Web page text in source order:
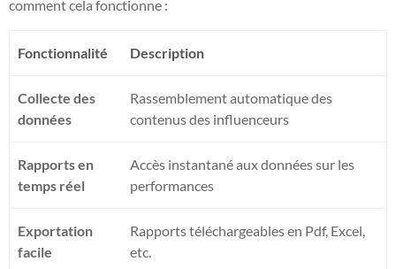
comment cela fonctionne :
Fonctionnalité Description
Collecte des
données
Rassemblement automatique des
contenus des influenceurs
Rapports en
temps réel
Accès instantané aux données sur les
performances
Exportation
facile
Rapports téléchargeables en Pdf, Excel,
etc.